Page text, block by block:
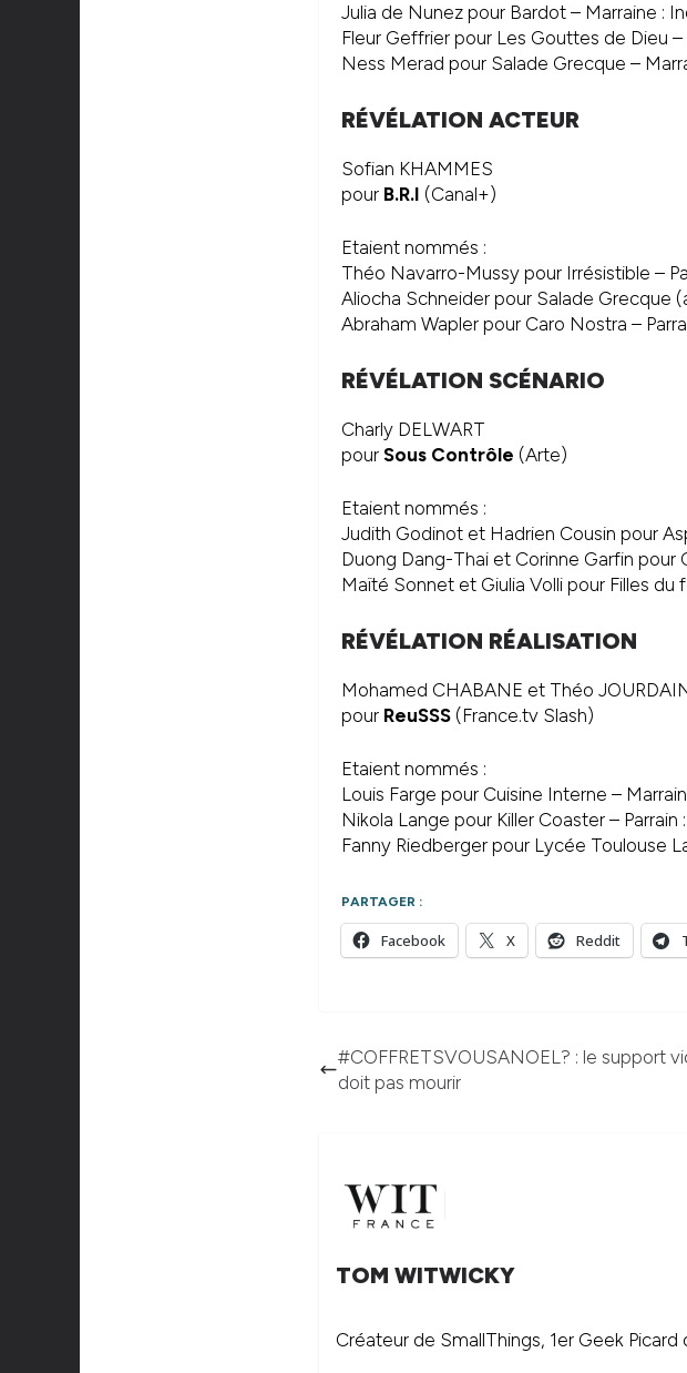
Julia de Nunez pour Bardot – Marraine :
Fleur Geffrier pour Les Gouttes de Dieu –
Ness Merad pour Salade Grecque –
RÉVÉLATION ACTEUR
Sofian KHAMMES
pour B.R.I (Canal+)
Etaient nommés :
Théo Navarro-Mussy pour Irrésistible –
Aliocha Schneider pour Salade Grecque
Abraham Wapler pour Caro Nostra –
RÉVÉLATION SCÉNARIO
Charly DELWART
pour Sous Contrôle (Arte)
Etaient nommés :
Judith Godinot et Hadrien Cousin pour
Duong Dang-Thai et Corinne Garfin pour
Maïté Sonnet et Giulia Volli pour Filles
RÉVÉLATION RÉALISATION
Mohamed CHABANE et Théo
pour ReuSSS (France.tv Slash)
Etaient nommés :
Louis Farge pour Cuisine Interne –
Nikola Lange pour Killer Coaster – Parrain
Fanny Riedberger pour Lycée Toulouse
PARTAGER :
Facebook X Reddit
#COFFRETSVOUSANOEL? : le support
doit pas mourir
TOM WITWICKY
Créateur de SmallThings, 1er Geek